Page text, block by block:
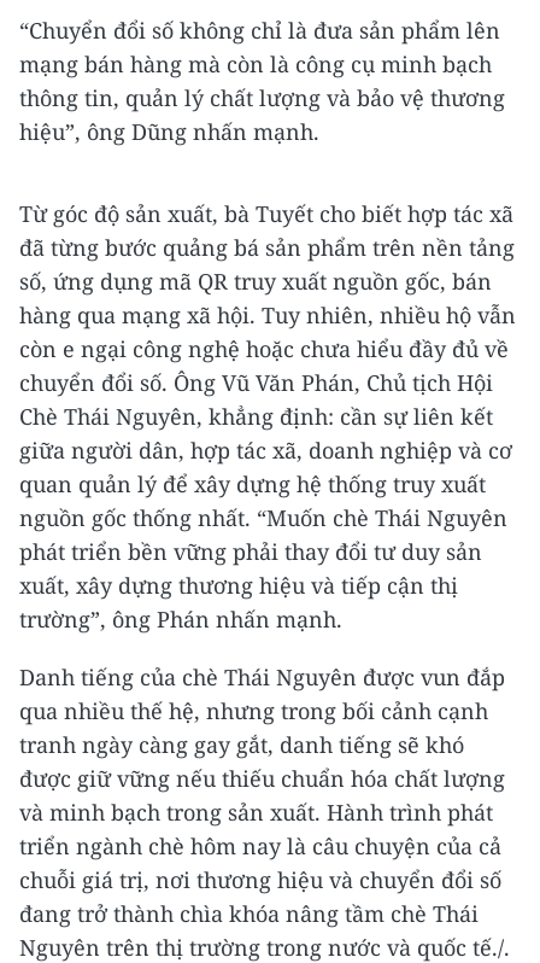
“Chuyển đổi số không chỉ là đưa sản phẩm lên
mạng bán hàng mà còn là công cụ minh bạch
thông tin, quản lý chất lượng và bảo vệ thương
hiệu”, ông Dũng nhấn mạnh.
Từ góc độ sản xuất, bà Tuyết cho biết hợp tác xã
đã từng bước quảng bá sản phẩm trên nền tảng
số, ứng dụng mã QR truy xuất nguồn gốc, bán
hàng qua mạng xã hội. Tuy nhiên, nhiều hộ vẫn
còn e ngại công nghệ hoặc chưa hiểu đầy đủ về
chuyển đổi số. Ông Vũ Văn Phán, Chủ tịch Hội
Chè Thái Nguyên, khẳng định: cần sự liên kết
giữa người dân, hợp tác xã, doanh nghiệp và cơ
quan quản lý để xây dựng hệ thống truy xuất
nguồn gốc thống nhất. “Muốn chè Thái Nguyên
phát triển bền vững phải thay đổi tư duy sản
xuất, xây dựng thương hiệu và tiếp cận thị
trường”, ông Phán nhấn mạnh.
Danh tiếng của chè Thái Nguyên được vun đắp
qua nhiều thế hệ, nhưng trong bối cảnh cạnh
tranh ngày càng gay gắt, danh tiếng sẽ khó
được giữ vững nếu thiếu chuẩn hóa chất lượng
và minh bạch trong sản xuất. Hành trình phát
triển ngành chè hôm nay là câu chuyện của cả
chuỗi giá trị, nơi thương hiệu và chuyển đổi số
đang trở thành chìa khóa nâng tầm chè Thái
Nguyên trên thị trường trong nước và quốc tế./.